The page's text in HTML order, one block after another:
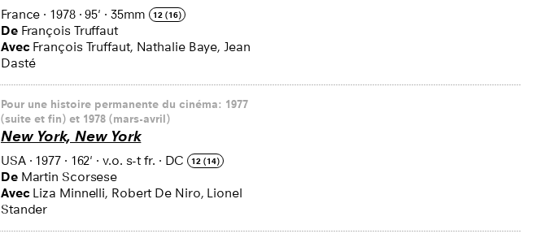
France · 1978·95' · 35mm 12 (16)
De François Truffaut
Avec François Truffaut, Nathalie Baye, Jean
Dasté
Pour une histoire permanente du cinéma: 1977
(suite et fin) et 1978 (mars-avril)
New York, New York
USA· 1977· 162' · v.o. s-t fr. · DC 12 (14)
De Martin Scorsese
Avec Liza Minnelli, Robert De Niro, Lionel
Stander